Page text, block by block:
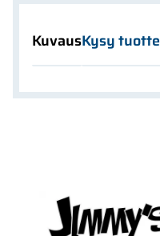
KuvausKysy